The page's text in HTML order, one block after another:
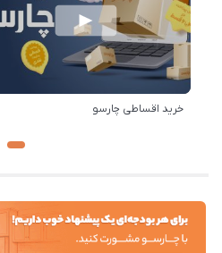
خرید اقساطی چارسو